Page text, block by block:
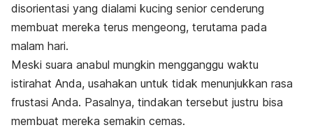
disorientasi yang dialami kucing senior cenderung
membuat mereka terus mengeong, terutama pada
malam hari.
Meski suara anabul mungkin mengganggu waktu
istirahat Anda, usahakan untuk tidak menunjukkan rasa
frustasi Anda. Pasalnya, tindakan tersebut justru bisa
membuat mereka semakin cemas.